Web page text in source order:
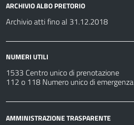
ARCHIVIO ALBO PRETORIO
Archivio atti fino al 31.12.2018
NUMERI UTILI
1533 Centro unico di prenotazione
112 o 118 Numero unico di emergenza
AMMINISTRAZIONE TRASPARENTE